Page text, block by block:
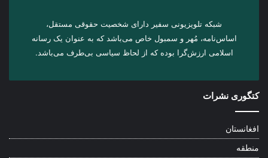
شبکه تلویزیونی سفیر دارای شخصیت حقوقی مستقل،
اساس‌نامه، مُهر و سمبول خاص می‌باشد که به عنوان یک رسانه
اسلامی ارزش‌گرا بوده که از لحاظ سیاسی بی‌طرف می‌باشد.
کتگوری نشرات
افغانستان
منطقه